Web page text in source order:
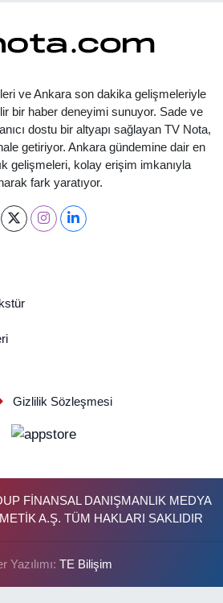
ve Ankara son dakika gelişmeleriyle
bir haber deneyimi sunuyor. Sade ve
dostu bir altyapı sağlayan TV Nota,
getiriyor. Ankara gündemine dair en
gelişmeleri, kolay erişim imkanıyla
fark yaratıyor.
Gizlilik Sözleşmesi
FİNANSAL DANIŞMANLIK MEDYA
A.Ş. TÜM HAKLARI SAKLIDIR
Yazılımı: TE Bilişim